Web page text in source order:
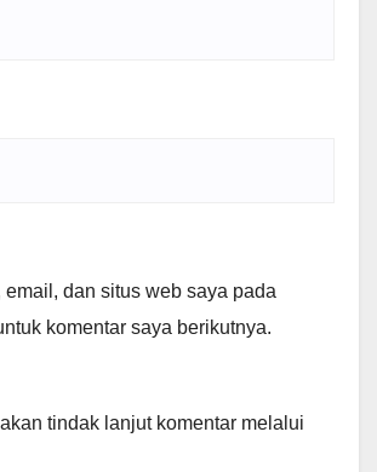
email, dan situs web saya pada
komentar saya berikutnya.
tindak lanjut komentar melalui